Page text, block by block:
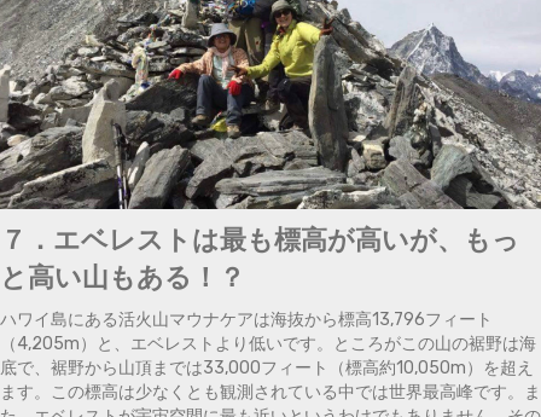
７．エベレストは最も標高が高いが、もっ
と高い山もある！？
ハワイ島にある活火山マウナケアは海抜から標高13,796フィート
（4,205m）と、エベレストより低いです。ところがこの山の裾野は海
底で、裾野から山頂までは33,000フィート（標高約10,050m）を超え
ます。この標高は少なくとも観測されている中では世界最高峰です。ま